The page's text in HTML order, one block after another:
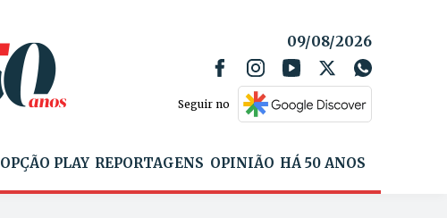
09/08/2026
Seguir no
OPÇÃO PLAY REPORTAGENS OPINIÃO HÁ 50 ANOS